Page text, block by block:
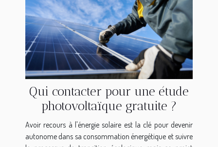
Qui contacter pour une étude
photovoltaïque gratuite ?
Avoir recours à l'énergie solaire est la clé pour devenir
autonome dans sa consommation énergétique et suivre